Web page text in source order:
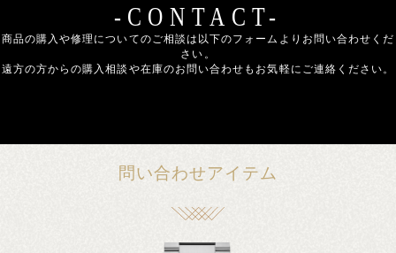
t
i
n
-CONTACT-
商品の購入や修理についてのご相談は以下のフォームよりお問い合わせくだ
さい。
遠方の方からの購入相談や在庫のお問い合わせもお気軽にご連絡ください。
問い合わせアイテム